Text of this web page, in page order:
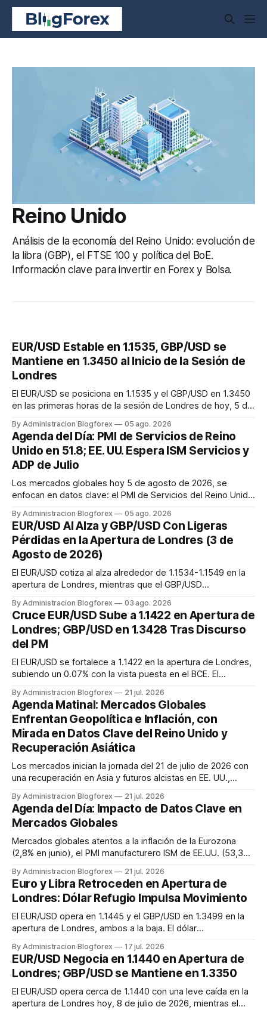
Reino Unido
Análisis de la economía del Reino Unido: evolución de
la libra (GBP), el FTSE 100 y política del BoE.
Información clave para invertir en Forex y Bolsa.
EUR/USD Estable en 1.1535, GBP/USD se
Mantiene en 1.3450 al Inicio de la Sesión de
Londres
El EUR/USD se posiciona en 1.1535 y el GBP/USD en 1.3450
en las primeras horas de la sesión de Londres de hoy, 5 de
estable para ambas divisas.
By Administracion Blogforex 05 ago. 2026
Agenda del Día: PMI de Servicios de Reino
Unido en 51.8; EE. UU. Espera ISM Servicios y
ADP de Julio
Los mercados globales hoy 5 de agosto de 2026, se
enfocan en datos clave: el PMI de Servicios del Reino Unido
el ISM de Servicios de EE. UU. para julio, que delinearán el
panorama económico y las expectativas de la Fed.
By Administracion Blogforex 05 ago. 2026
EUR/USD Al Alza y GBP/USD Con Ligeras
Pérdidas en la Apertura de Londres (3 de
Agosto de 2026)
El EUR/USD cotiza al alza alrededor de 1.1534-1.1549 en la
apertura de Londres, mientras que el GBP/USD
El euro se beneficia de datos positivos de la Eurozona,
mientras la libra corrige tras recientes ganancias.
By Administracion Blogforex 03 ago. 2026
Cruce EUR/USD Sube a 1.1422 en Apertura de
Londres; GBP/USD en 1.3428 Tras Discurso
del PM
El EUR/USD se fortalece a 1.1422 en la apertura de Londres,
subiendo un 0.07% con la vista puesta en el BCE. El
0.126%, tras un inicio de sesión mixto y la reacción al
discurso del nuevo Primer Ministro británico.
By Administracion Blogforex 21 jul. 2026
Agenda Matinal: Mercados Globales
Enfrentan Geopolítica e Inflación, con
Mirada en Datos Clave del Reino Unido y
Recuperación Asiática
Los mercados inician la jornada del 21 de julio de 2026 con
una recuperación en Asia y futuros alcistas en EE. UU.,
Tasa de Desempleo y Ganancias Medias del Reino Unido,
así como en las tensiones geopolíticas que afectan al
petróleo y al...
By Administracion Blogforex 21 jul. 2026
Agenda del Día: Impacto de Datos Clave en
Mercados Globales
Mercados globales atentos a la inflación de la Eurozona
(2,8% en junio), el PMI manufacturero ISM de EE.UU. (53,3
interanual en junio).
By Administracion Blogforex 21 jul. 2026
Euro y Libra Retroceden en Apertura de
Londres: Dólar Refugio Impulsa Movimiento
El EUR/USD opera en 1.1445 y el GBP/USD en 1.3499 en la
apertura de Londres, ambos a la baja. El dólar
la escalada de tensiones en Oriente Medio, mientras que la
Eurozona enfrenta dudas económicas y el Reino Unido
muestra datos mixtos y ...
By Administracion Blogforex 17 jul. 2026
EUR/USD Negocia en 1.1440 en Apertura de
Londres; GBP/USD se Mantiene en 1.3350
El EUR/USD opera cerca de 1.1440 con una leve caída en la
apertura de Londres hoy, 8 de julio de 2026, mientras el